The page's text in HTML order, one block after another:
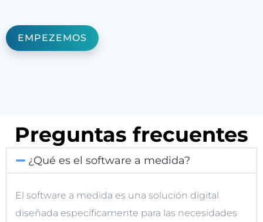
EMPEZEMOS
Preguntas frecuentes
¿Qué es el software a medida?
El software a medida es una solución digital
diseñada específicamente para las necesidades